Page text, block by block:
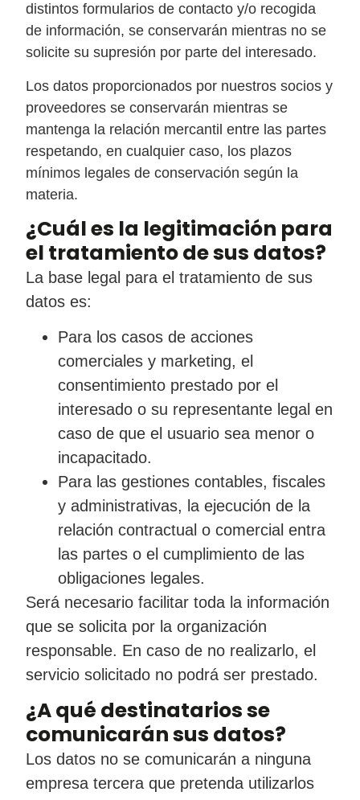
distintos formularios de contacto y/o recogida
de información, se conservarán mientras no se
solicite su supresión por parte del interesado.
Los datos proporcionados por nuestros socios y
proveedores se conservarán mientras se
mantenga la relación mercantil entre las partes
respetando, en cualquier caso, los plazos
mínimos legales de conservación según la
materia.
¿Cuál es la legitimación para
el tratamiento de sus datos?
La base legal para el tratamiento de sus
datos es:
Para los casos de acciones
comerciales y marketing, el
consentimiento prestado por el
interesado o su representante legal en
caso de que el usuario sea menor o
incapacitado.
Para las gestiones contables, fiscales
y administrativas, la ejecución de la
relación contractual o comercial entra
las partes o el cumplimiento de las
obligaciones legales.
Será necesario facilitar toda la información
que se solicita por la organización
responsable. En caso de no realizarlo, el
servicio solicitado no podrá ser prestado.
¿A qué destinatarios se
comunicarán sus datos?
Los datos no se comunicarán a ninguna
empresa tercera que pretenda utilizarlos